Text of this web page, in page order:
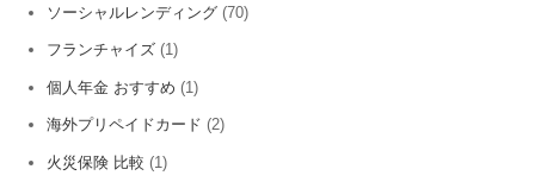
ソーシャルレンディング (70)
フランチャイズ (1)
個人年金 おすすめ (1)
海外プリペイドカード (2)
火災保険 比較 (1)